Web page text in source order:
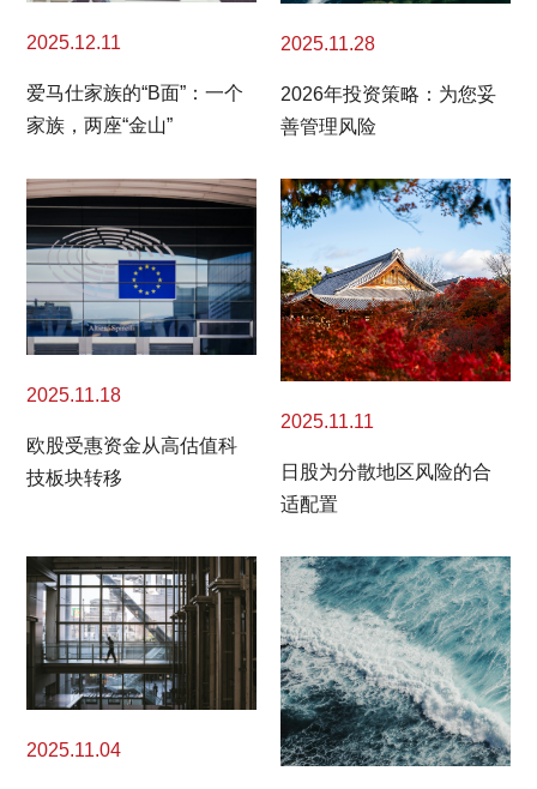
2025.12.11
爱马仕家族的“B面”：一个
家族，两座“金山”
2025.11.28
2026年投资策略：为您妥
善管理风险
2025.11.18
欧股受惠资金从高估值科
技板块转移
2025.11.11
日股为分散地区风险的合
适配置
2025.11.04